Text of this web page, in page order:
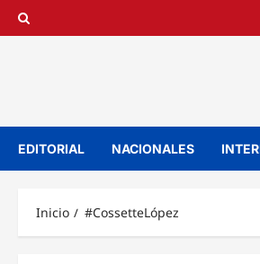
Saltar
EDITORIAL NACIONALES
Inicio #CossetteLópez